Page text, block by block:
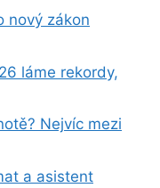
nový zákon
láme rekordy,
Nejvíc mezi
a asistent